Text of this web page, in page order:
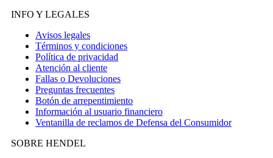
INFO Y LEGALES
Avisos legales
Términos y condiciones
Política de privacidad
Atención al cliente
Fallas o Devoluciones
Preguntas frecuentes
Botón de arrepentimiento
Información al usuario financiero
Ventanilla de reclamos de Defensa del Consumidor
SOBRE HENDEL